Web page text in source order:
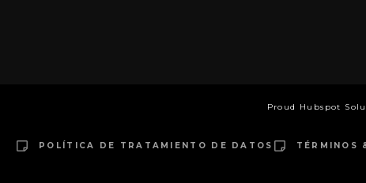
Proud Hubspot
POLÍTICA DE TRATAMIENTO DE DATOS TÉRMINOS